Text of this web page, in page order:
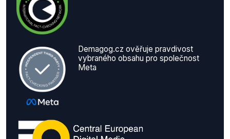
Demagog.cz ověřuje pravdivost
vybraného obsahu pro společnost
Meta